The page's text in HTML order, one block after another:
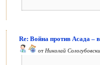
Re: Война против Асада –
от Николай